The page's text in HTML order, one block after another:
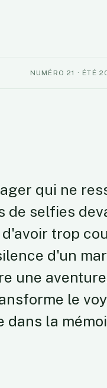
NUMÉRO 21 · ÉTÉ
qui ne
de selfies
trop
d'un
une
le
dans la